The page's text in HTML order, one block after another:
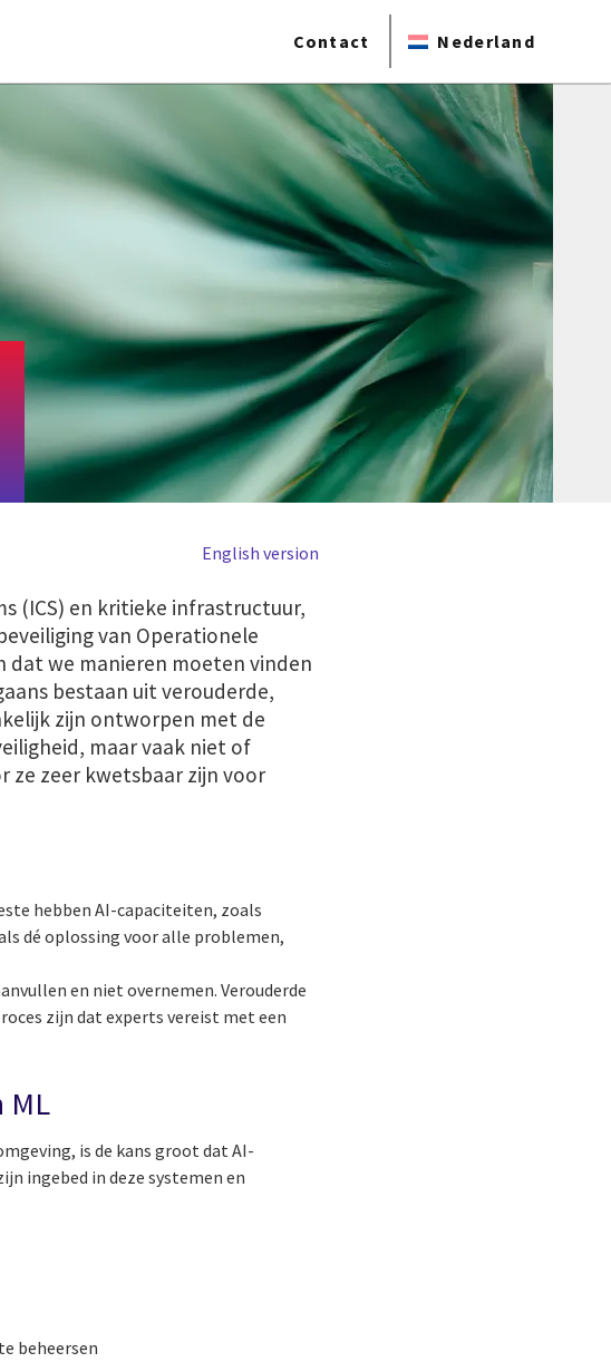
Contact Nederland
English version
(ICS) en kritieke infrastructuur,
van Operationele
dat we manieren moeten vinden
bestaan uit verouderde,
zijn ontworpen met de
maar vaak niet of
zeer kwetsbaar zijn voor
hebben AI-capaciteiten, zoals
dé oplossing voor alle problemen,
en niet overnemen. Verouderde
zijn dat experts vereist met een
ML
is de kans groot dat AI-
ingebed in deze systemen en
beheersen